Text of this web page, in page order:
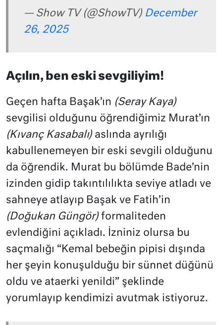
— Show TV (@ShowTV) December
26, 2025
Açılın, ben eski sevgiliyim!
Geçen hafta Başak’ın (Seray Kaya)
sevgilisi olduğunu öğrendiğimiz Murat’ın
(Kıvanç Kasabalı) aslında ayrılığı
kabullenemeyen bir eski sevgili olduğunu
da öğrendik. Murat bu bölümde Bade’nin
izinden gidip takıntılılıkta seviye atladı ve
sahneye atlayıp Başak ve Fatih’in
(Doğukan Güngör) formaliteden
evlendiğini açıkladı. İzniniz olursa bu
saçmalığı “Kemal bebeğin pipisi dışında
her şeyin konuşulduğu bir sünnet düğünü
oldu ve ataerki yenildi” şeklinde
yorumlayıp kendimizi avutmak istiyoruz.